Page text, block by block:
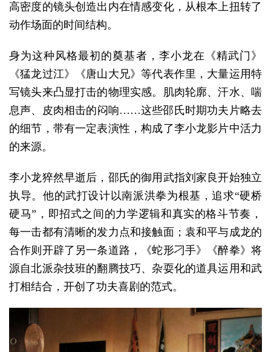
高密度的镜头创造出内在情感变化，从根本上扭转了
动作场面的时间结构。
身为这种风格最初的奠基者，李小龙在《精武门》
《猛龙过江》《唐山大兄》等代表作里，大量运用特
写镜头来凸显打击的物理实感。肌肉轮廓、汗水、喘
息声、皮肉相击的闷响……这些邵氏时期功夫片略去
的细节，带有一定表演性，构成了李小龙影片中活力
的来源。
李小龙猝然早逝后，邵氏的御用武指刘家良开始独立
执导。他的武打设计以南派洪拳为根基，追求“硬桥
硬马”，即招式之间的力学逻辑和真实的格斗节奏，
每一击都有清晰的发力点和接触面；袁和平与成龙的
合作则开辟了另一条道路，《蛇形刁手》《醉拳》将
源自北派杂技班的翻腾技巧、杂耍化的道具运用和武
打相结合，开创了功夫喜剧的范式。